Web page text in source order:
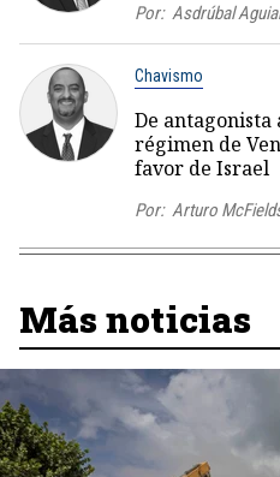
Por: Asdrúbal
Chavismo
De
régimen de
favor de Israel
Por: Arturo
Más noticias